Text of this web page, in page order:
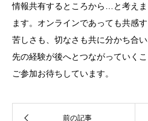
情報共有するところから…と考え
ます。オンラインであっても共感
苦しさも、切なさも共に分かち合
先の経験が後へとつながっていくこ
ご参加お待ちしています。